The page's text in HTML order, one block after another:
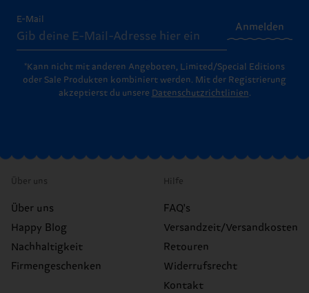
E-Mail
Anmelden
*Kann nicht mit anderen Angeboten, Limited/Special Editions
oder Sale Produkten kombiniert werden. Mit der Registrierung
akzeptierst du unsere Datenschutzrichtlinien.
Über uns
Über uns
Happy Blog
Nachhaltigkeit
Firmengeschenken
Hilfe
FAQ's
Versandzeit/Versandkosten
Retouren
Widerrufsrecht
Kontakt